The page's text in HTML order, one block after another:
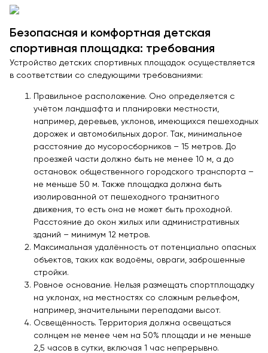
Уличные тренажеры
Параворкаут
УРБАНИКА спорт
Теннисные столы
Футбольные ворота
Мобильные и стационарные трибуны
Показать все товары
Партнёрам ▼
Новости
Портфолио
Статьи
Личный кабинет
Безопасная и комфортная детская
спортивная площадка: требования
Устройство детских спортивных площадок осуществляется
в соответствии со следующими требованиями:
Правильное расположение. Оно определяется с
учётом ландшафта и планировки местности,
например, деревьев, уклонов, имеющихся пешеходных
дорожек и автомобильных дорог. Так, минимальное
расстояние до мусоросборников – 15 метров. До
проезжей части должно быть не менее 10 м, а до
остановок общественного городского транспорта –
не меньше 50 м. Также площадка должна быть
изолированной от пешеходного транзитного
движения, то есть она не может быть проходной.
Расстояние до окон жилых или административных
зданий – минимум 12 метров.
Максимальная удалённость от потенциально опасных
объектов, таких как водоёмы, овраги, заброшенные
стройки.
Ровное основание. Нельзя размещать спортплощадку
на уклонах, на местностях со сложным рельефом,
например, значительными перепадами высот.
Освещённость. Территория должна освещаться
солнцем не менее чем на 50% площади и не меньше
2,5 часов в сутки, включая 1 час непрерывно.